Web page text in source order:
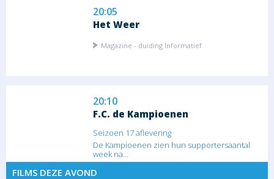
20:05
Het Weer
Magazine - duiding Informatief
20:10
F.C. de Kampioenen
Seizoen 17 aflevering
De Kampioenen zien hun supportersaantal
week na...
FILMS DEZE AVOND